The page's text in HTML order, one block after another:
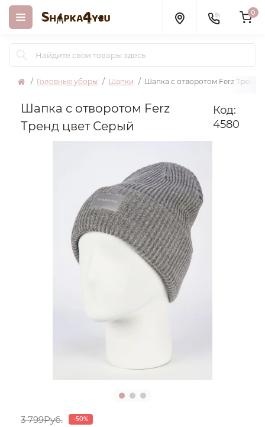
0
Головные уборы Шапки Шапка с отворотом Ferz Тренд
Шапка с отворотом Ferz
Тренд цвет Серый
Код:
4580
3 799Руб. -50%